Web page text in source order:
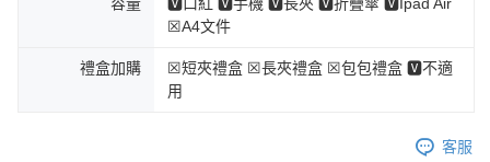
容量
🆅口紅 🆅手機 🆅長夾 🆅折疊傘 🆅Ipad Air
☒A4文件
禮盒加購
☒短夾禮盒 ☒長夾禮盒 ☒包包禮盒 🆅不適
用
客服